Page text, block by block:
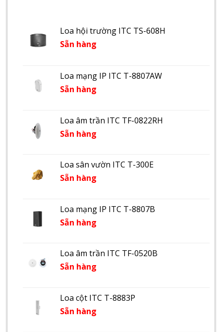
Loa hội trường ITC TS-608H
Sẵn hàng
Loa mạng IP ITC T-8807AW
Sẵn hàng
Loa âm trần ITC TF-0822RH
Sẵn hàng
Loa sân vườn ITC T-300E
Sẵn hàng
Loa mạng IP ITC T-8807B
Sẵn hàng
Loa âm trần ITC TF-0520B
Sẵn hàng
Loa cột ITC T-8883P
Sẵn hàng